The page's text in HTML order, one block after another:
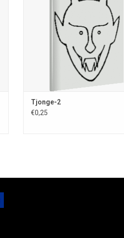
Uitgebracht in november 1988.
Tjonge-2
€0,25